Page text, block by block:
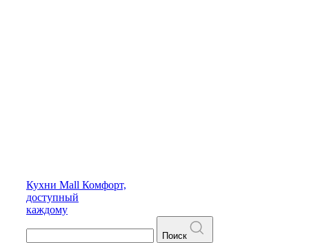
Кухни Mall Комфорт,
доступный
каждому
Поиск